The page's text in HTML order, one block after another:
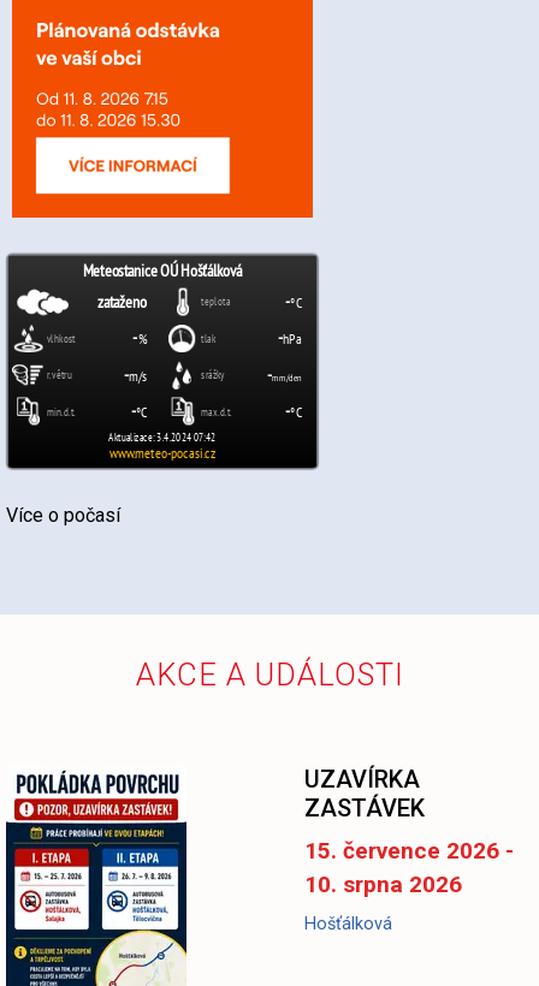
Více o počasí
AKCE A UDÁLOSTI
UZAVÍRKA
ZASTÁVEK
15. července 2026 -
10. srpna 2026
Hošťálková